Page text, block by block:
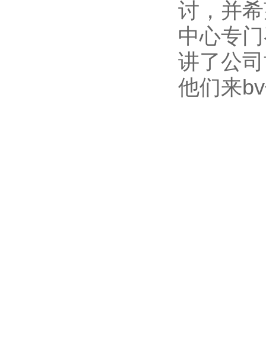
讨，并
中心专
讲了公
他们来